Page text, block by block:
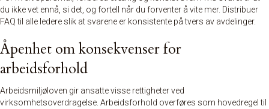
du ikke vet ennå, si det, og fortell når du forventer å vite mer. Distribuer
FAQ til alle ledere slik at svarene er konsistente på tvers av avdelinger.
Åpenhet om konsekvenser for
arbeidsforhold
Arbeidsmiljøloven gir ansatte visse rettigheter ved
virksomhetsoverdragelse. Arbeidsforhold overføres som hovedregel til